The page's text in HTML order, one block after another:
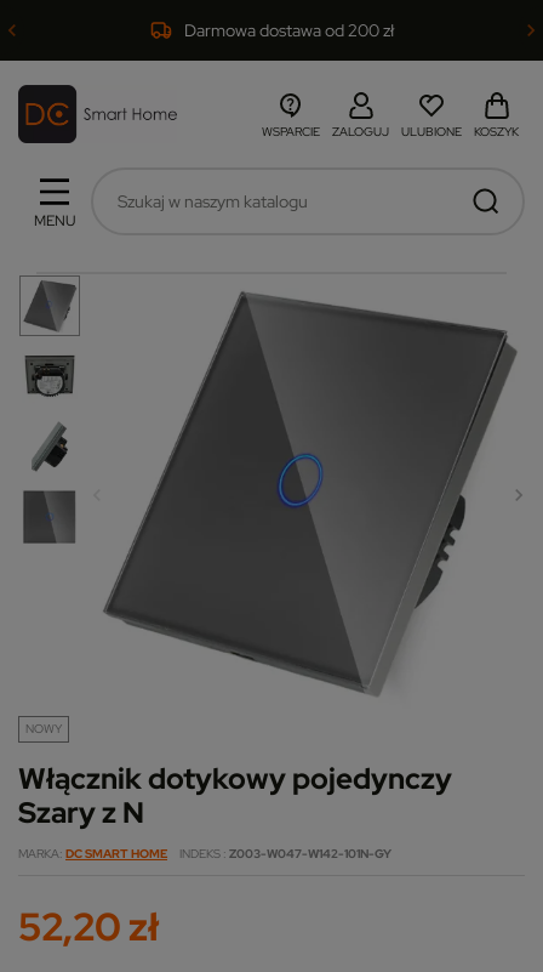
Darmowa dostawa od 200 zł
MENU
WSPARCIE ZALOGUJ ULUBIONE KOSZYK
NOWY
Włącznik dotykowy pojedynczy
Szary z N
MARKA DC SMART HOME INDEKS Z003-W047-W142-101N-GY
52,20 zł